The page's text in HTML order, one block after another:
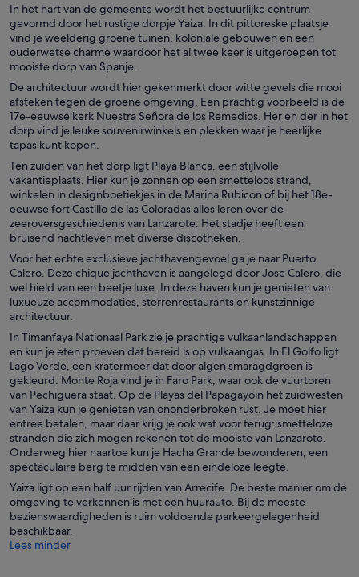
In het hart van de gemeente wordt het bestuurlijke centrum
gevormd door het rustige dorpje Yaiza. In dit pittoreske plaatsje
vind je weelderig groene tuinen, koloniale gebouwen en een
ouderwetse charme waardoor het al twee keer is uitgeroepen tot
mooiste dorp van Spanje.
De architectuur wordt hier gekenmerkt door witte gevels die mooi
afsteken tegen de groene omgeving. Een prachtig voorbeeld is de
17e-eeuwse kerk Nuestra Señora de los Remedios. Her en der in het
dorp vind je leuke souvenirwinkels en plekken waar je heerlijke
tapas kunt kopen.
Ten zuiden van het dorp ligt Playa Blanca, een stijlvolle
vakantieplaats. Hier kun je zonnen op een smetteloos strand,
winkelen in designboetiekjes in de Marina Rubicon of bij het 18e-
eeuwse fort Castillo de las Coloradas alles leren over de
zeeroversgeschiedenis van Lanzarote. Het stadje heeft een
bruisend nachtleven met diverse discotheken.
Voor het echte exclusieve jachthavengevoel ga je naar Puerto
Calero. Deze chique jachthaven is aangelegd door Jose Calero, die
wel hield van een beetje luxe. In deze haven kun je genieten van
luxueuze accommodaties, sterrenrestaurants en kunstzinnige
architectuur.
In Timanfaya Nationaal Park zie je prachtige vulkaanlandschappen
en kun je eten proeven dat bereid is op vulkaangas. In El Golfo ligt
Lago Verde, een kratermeer dat door algen smaragdgroen is
gekleurd. Monte Roja vind je in Faro Park, waar ook de vuurtoren
van Pechiguera staat. Op de Playas del Papagayoin het zuidwesten
van Yaiza kun je genieten van ononderbroken rust. Je moet hier
entree betalen, maar daar krijg je ook wat voor terug: smetteloze
stranden die zich mogen rekenen tot de mooiste van Lanzarote.
Onderweg hier naartoe kun je Hacha Grande bewonderen, een
spectaculaire berg te midden van een eindeloze leegte.
Yaiza ligt op een half uur rijden van Arrecife. De beste manier om de
omgeving te verkennen is met een huurauto. Bij de meeste
bezienswaardigheden is ruim voldoende parkeergelegenheid
beschikbaar.
Lees minder